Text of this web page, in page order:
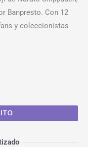
Banpresto. Con 12
y coleccionistas